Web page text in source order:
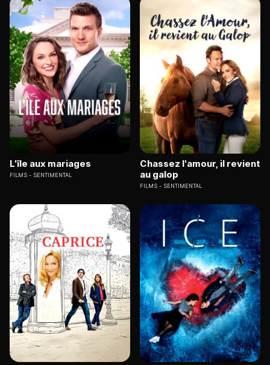
L'île aux mariages
FILMS SENTIMENTAL
Chassez l'amour, il revient
au galop
FILMS SENTIMENTAL